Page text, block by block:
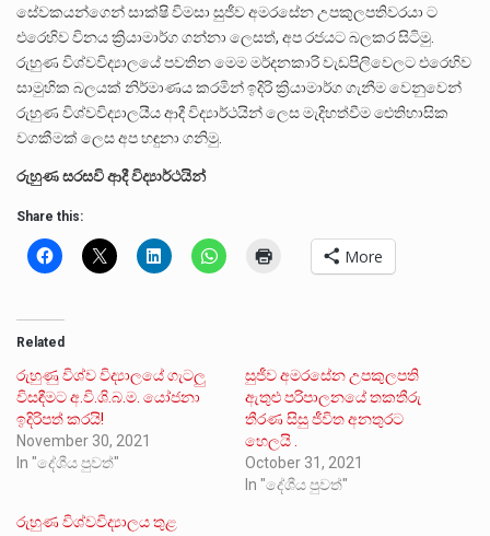
සේවකයන්ගෙන් සාක්ෂි විමසා සුජීව අමරසේන උපකුලපතිවරයා ට
එරෙහිව විනය ක්‍රියාමාර්ග ගන්නා ලෙසත්, අප රජයට බලකර සිටිමු.
රුහුණ විශ්වවිද්‍යාලයේ පවතින මෙම මර්දනකාරි වැඩපිලිවෙලට එරෙහිව
සාමුහික බලයක් නිර්මාණය කරමින් ඉදිරි ක්‍රියාමාර්ග ගැනීම වෙනුවෙන්
රුහුණ විශ්වවිද්‍යාලයීය ආදී විද්‍යාර්ථයින් ලෙස මැදිහත්වීම ඓතිහාසික
වගකීමක් ලෙස අප හඳුනා ගනිමු.
රුහුණ සරසවි ආදී විද්‍යාර්ථයින්
Share this:
More
Related
රුහුණු විශ්ව විද්‍යාලයේ ගැටලු
විසඳීමට අ.වි.ශි.බ.ම. යෝජනා
ඉදිරිපත් කරයි!
November 30, 2021
In "දේශීය පුවත්"
සුජීව අමරසේන උපකුලපති
ඇතුළු පරිපාලනයේ තකතීරු
තීරණ සිසු ජීවිත අනතුරට
හෙලයි .
October 31, 2021
In "දේශීය පුවත්"
රුහුණ විශ්වවිද්‍යාලය තුළ